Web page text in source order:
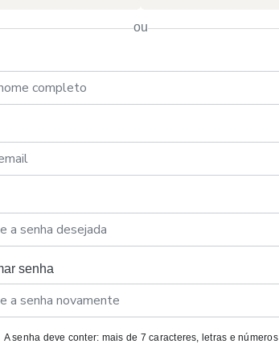
ou
senha
A senha deve conter: mais de 7 caracteres, letras e números